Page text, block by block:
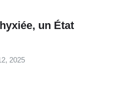
un État
2025